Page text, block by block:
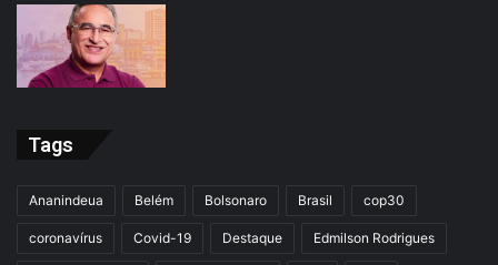
Tags
Ananindeua Belém Bolsonaro Brasil cop30
coronavírus Covid-19 Destaque Edmilson Rodrigues